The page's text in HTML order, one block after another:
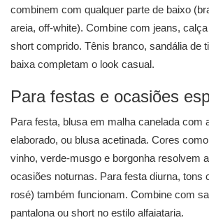
combinem com qualquer parte de baixo
areia, off-white). Combine com jeans,
short comprido. Tênis branco, sandália de
baixa completam o look casual.
Para festas e ocasiões
Para festa, blusa em malha canelada com
elaborado, ou blusa acetinada. Cores
vinho, verde-musgo e borgonha resolvem
ocasiões noturnas. Para festa diurna, tons
rosé) também funcionam. Combine com
pantalona ou short no estilo alfaiataria.